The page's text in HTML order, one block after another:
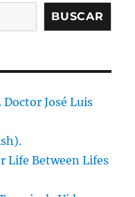
BUSCAR
Doctor José Luis
Life Between Lifes